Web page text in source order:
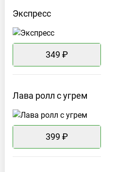
Экспресс
349 ₽
Лава ролл сугрем
399 ₽